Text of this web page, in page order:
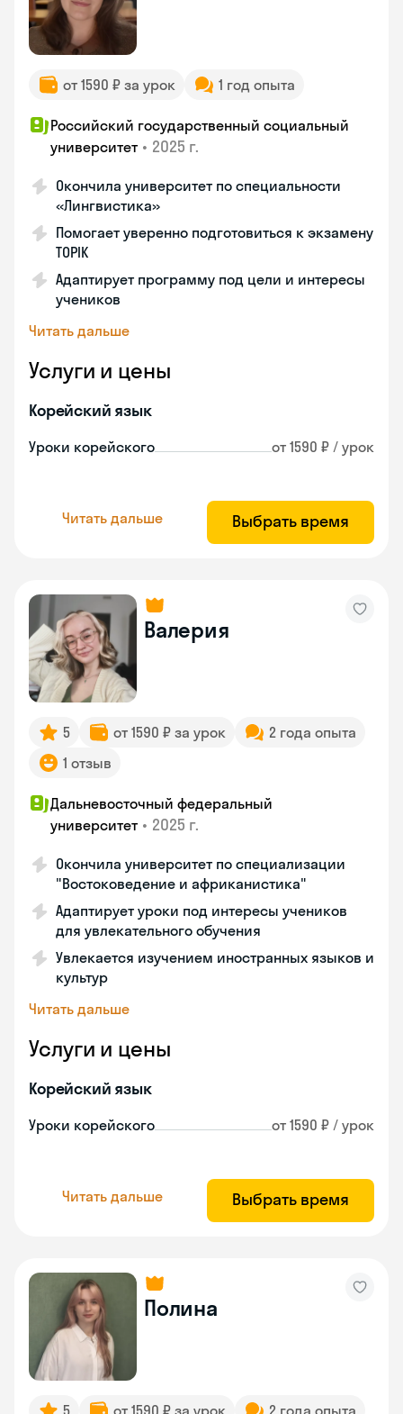
от 1590 ₽ за урок 1 год опыта
Российский государственный социальный
университет • 2025 г.
Окончила университет по специальности
«Лингвистика»
Помогает уверенно подготовиться к экзамену
TOPIK
Адаптирует программу под цели и интересы
учеников
Читать дальше
Услуги и цены
Корейский язык
Уроки корейского от 1590 ₽ / урок
Читать дальше Выбрать время
Валерия
5 от 1590 ₽ за урок
2 года опыта
1 отзыв
Дальневосточный федеральный
университет • 2025 г.
Окончила университет по специализации
"Востоковедение и африканистика"
Адаптирует уроки под интересы учеников
для увлекательного обучения
Увлекается изучением иностранных языков и
культур
Читать дальше
Услуги и цены
Корейский язык
Уроки корейского от 1590 ₽ / урок
Читать дальше Выбрать время
Полина
5 от 1590 ₽ за урок 2 года опыта